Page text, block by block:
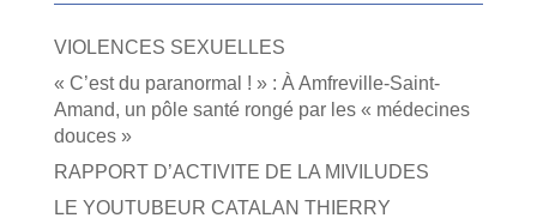
VIOLENCES SEXUELLES
« C’est du paranormal ! » : À Amfreville-Saint-
Amand, un pôle santé rongé par les « médecines
douces »
RAPPORT D’ACTIVITE DE LA MIVILUDES
LE YOUTUBEUR CATALAN THIERRY